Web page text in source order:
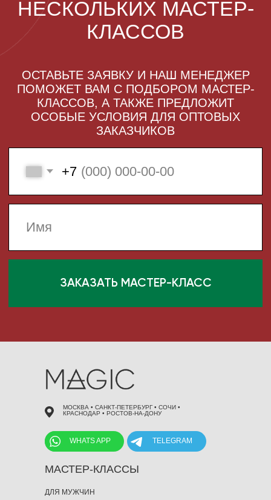
TELEGRAM
МАСТЕР-КЛАССЫ
WHATS APP
МОСКВА • САНКТ-ПЕТЕРБУРГ • СОЧИ •
КРАСНОДАР • РОСТОВ-НА-ДОНУ
ДЛЯ МУЖЧИН
495 868 00 36